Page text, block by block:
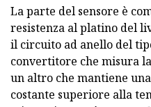
La parte del sensore è
resistenza al platino del
il circuito ad anello del
convertitore che misura
un altro che mantiene
costante superiore alla